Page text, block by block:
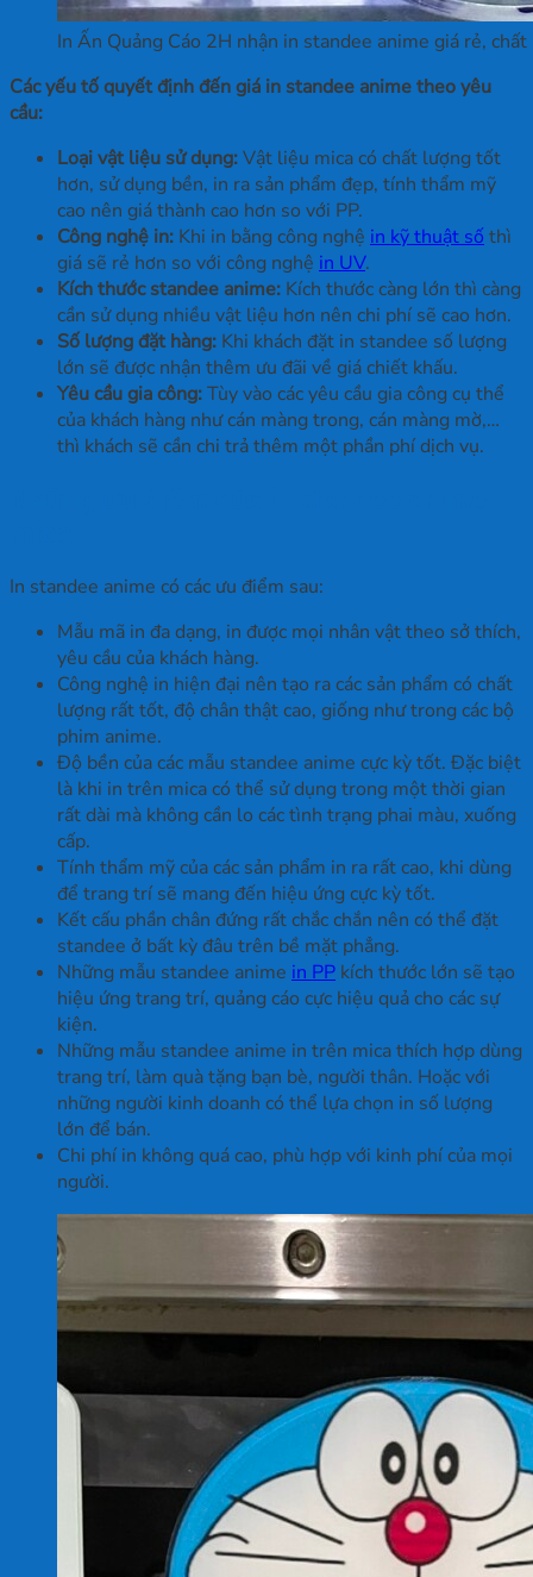
In Ấn Quảng Cáo 2H nhận in standee anime giá rẻ,
Các yếu tố quyết định đến giá in standee anime theo yêu
cầu:
Loại vật liệu sử dụng:Vật liệu mica có chất lượng tốt
hơn, sử dụng bền, in ra sản phẩm đẹp, tính thẩm mỹ
cao nên giá thành cao hơn so với PP.
Công nghệ in: Khi in bằng công nghệ in kỹ thuật sốthì
giá sẽ rẻ hơn so với công nghệ in UV.
Kích thước standee anime: Kích thước càng lớn thì càng
cần sử dụng nhiều vật liệu hơn nên chi phí sẽ cao hơn.
Số lượng đặt hàng: Khi khách đặt in standee số lượng
lớn sẽ được nhận thêm ưu đãi về giá chiết khấu.
Yêu cầu gia công:Tùy vào các yêu cầu gia công cụ thể
của khách hàng như cán màng trong, cán màng mờ,…
thì khách sẽ cần chi trả thêm một phần phí dịch vụ.
In standee anime có các ưu điểm sau:
Mẫu mã in đa dạng, in được mọi nhân vật theo sở thích,
yêu cầu của khách hàng.
Công nghệ in hiện đại nên tạo ra các sản phẩm có chất
lượng rất tốt, độ chân thật cao, giống như trong các bộ
phim anime.
Độ bền của các mẫu standee anime cực kỳ tốt. Đặc biệt
là khi in trên mica có thể sử dụng trong một thời gian
rất dài mà không cần lo các tình trạng phai màu, xuống
cấp.
Tính thẩm mỹ của các sản phẩm in ra rất cao, khi dùng
để trang trí sẽ mang đến hiệu ứng cực kỳ tốt.
Kết cấu phần chân đứng rất chắc chắn nên có thể đặt
standee ở bất kỳ đâu trên bề mặt phẳng.
Những mẫu standee anime in PP kích thước lớn sẽ tạo
hiệu ứng trang trí, quảng cáo cực hiệu quả cho các sự
kiện.
Những mẫu standee anime in trên mica thích hợp dùng
trang trí, làm quà tặng bạn bè, người thân. Hoặc với
những người kinh doanh có thể lựa chọn in số lượng
lớn để bán.
Chi phí in không quá cao, phù hợp với kinh phí của mọi
người.